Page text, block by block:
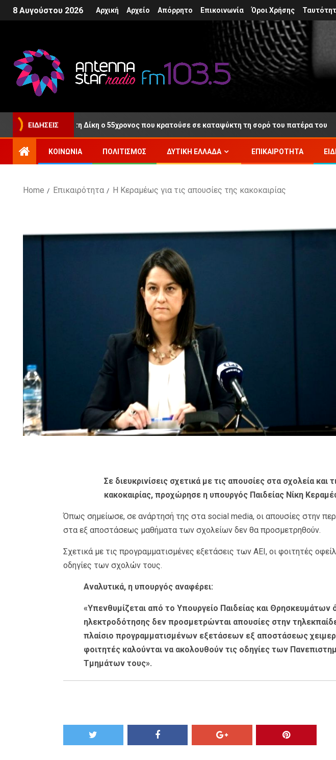
8 Αυγούστου 2026 Αρχική Αρχείο Απόρρητο Επικοινωνία Όροι Χρήσης
ΕΙΔΉΣΕΙΣ
μετά τη Δίκη ο 55χρονος που κρατούσε σε καταψύκτη τη σορό του πατέρα του
ΚΟΙΝΩΝΊΑ ΠΟΛΙΤΙΣΜΌΣ ΔΥΤΙΚΉ ΕΛΛΆΔΑ ΕΠΙΚΑΙΡΌΤΗΤΑ
Home Επικαιρότητα Η Κεραμέως για τις απουσίες της κακοκαιρίας
Σε διευκρινίσεις σχετικά με τις απουσίες στα σχολεία και
κακοκαιρίας, προχώρησε η υπουργός Παιδείας Νίκη
Όπως σημείωσε, σε ανάρτησή της στα social media, οι απουσίες στην
στα εξ αποστάσεως μαθήματα των σχολείων δεν θα προσμετρηθούν.
Σχετικά με τις προγραμματισμένες εξετάσεις των ΑΕΙ, οι φοιτητές
οδηγίες των σχολών τους.
Αναλυτικά, η υπουργός αναφέρει:
«Υπενθυμίζεται από το Υπουργείο Παιδείας και Θρησκευμάτων
ηλεκτροδότησης δεν προσμετρώνται απουσίες στην
πλαίσιο προγραμματισμένων εξετάσεων εξ αποστάσεως
φοιτητές καλούνται να ακολουθούν τις οδηγίες των
Τμημάτων τους».